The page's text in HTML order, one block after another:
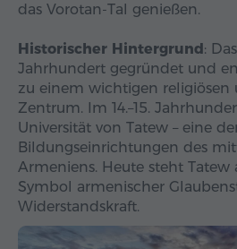
das Vorotan-Tal genießen.
Historischer Hintergrund:
Jahrhundert gegründet und
zu einem wichtigen religiösen
Zentrum. Im 14.–15.
Universität von Tatew – eine
Bildungseinrichtungen des
Armeniens. Heute steht Tatew
Symbol armenischer
Widerstandskraft.